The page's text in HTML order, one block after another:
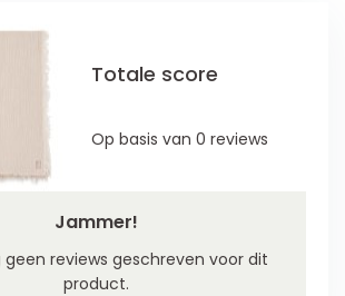
Jammer!
geen reviews geschreven voor dit
product.
Totale score
Op basis van 0 reviews